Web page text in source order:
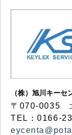
（株）旭川キーセ
〒070-0035
TEL：0166-